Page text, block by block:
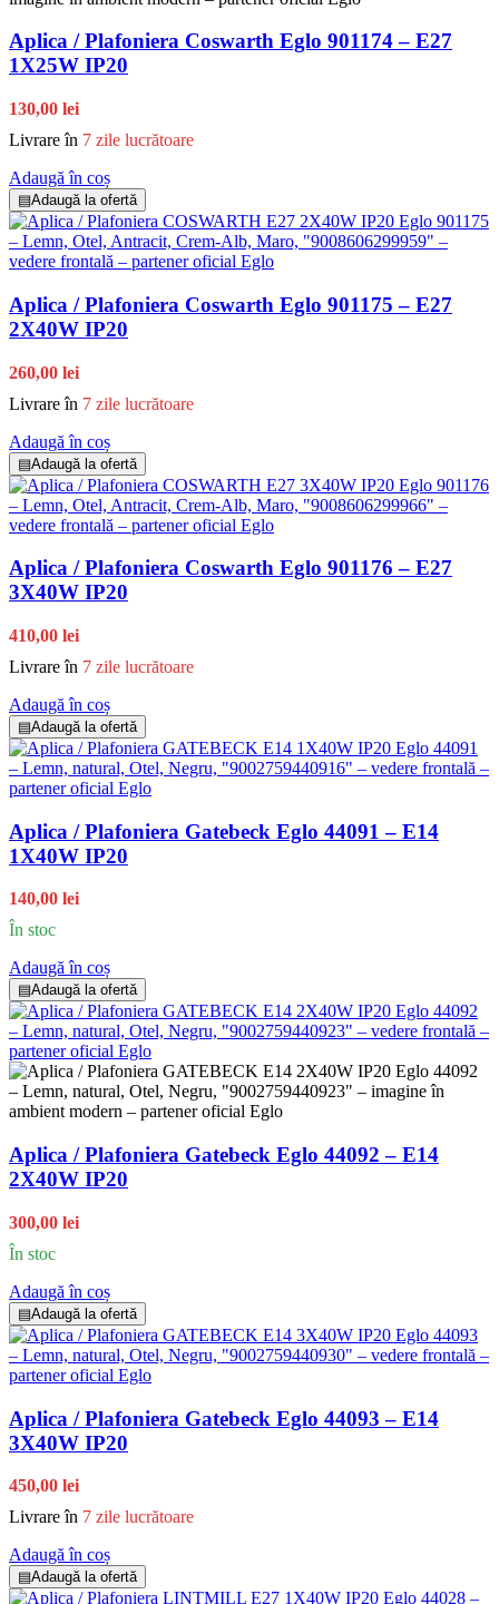
Aplica / Plafoniera Coswarth Eglo 901174 – E27
1X25W IP20
130,00 lei
Livrare în 7 zile lucrătoare
Adaugă în coș
▤Adaugă la ofertă
Aplica / Plafoniera Coswarth Eglo 901175 – E27
2X40W IP20
260,00 lei
Livrare în 7 zile lucrătoare
Adaugă în coș
▤Adaugă la ofertă
Aplica / Plafoniera Coswarth Eglo 901176 – E27
3X40W IP20
410,00 lei
Livrare în 7 zile lucrătoare
Adaugă în coș
▤Adaugă la ofertă
Aplica / Plafoniera Gatebeck Eglo 44091 – E14
1X40W IP20
140,00 lei
În stoc
Adaugă în coș
▤Adaugă la ofertă
Aplica / Plafoniera Gatebeck Eglo 44092 – E14
2X40W IP20
300,00 lei
În stoc
Adaugă în coș
▤Adaugă la ofertă
Aplica / Plafoniera Gatebeck Eglo 44093 – E14
3X40W IP20
450,00 lei
Livrare în 7 zile lucrătoare
Adaugă în coș
▤Adaugă la ofertă